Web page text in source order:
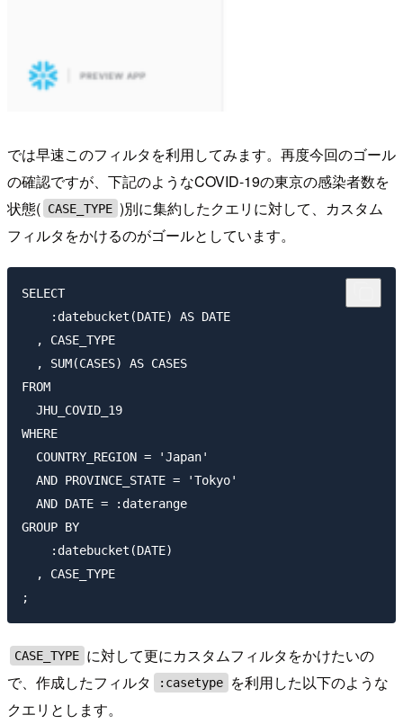
では早速このフィルタを利用してみます。再度今回のゴール
の確認ですが、下記のようなCOVID-19の東京の感染者数を
状態( CASE_TYPE )別に集約したクエリに対して、カスタム
フィルタをかけるのがゴールとしています。
SELECT
    :datebucket(DATE) AS DATE
  , CASE_TYPE
  , SUM(CASES) AS CASES
FROM
  JHU_COVID_19
WHERE
  COUNTRY_REGION = 'Japan'
  AND PROVINCE_STATE = 'Tokyo'
  AND DATE = :daterange
GROUP BY
    :datebucket(DATE)
  , CASE_TYPE
CASE_TYPE に対して更にカスタムフィルタをかけたいの
で、作成したフィルタ
:casetype
を利用した以下のような
クエリとします。